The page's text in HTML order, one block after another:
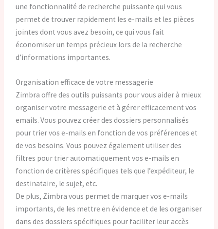
une fonctionnalité de recherche puissante qui vous
permet de trouver rapidement les e-mails et les pièces
jointes dont vous avez besoin, ce qui vous fait
économiser un temps précieux lors de la recherche
d’informations importantes.
Organisation efficace de votre messagerie
Zimbra offre des outils puissants pour vous aider à mieux
organiser votre messagerie et à gérer efficacement vos
emails. Vous pouvez créer des dossiers personnalisés
pour trier vos e-mails en fonction de vos préférences et
de vos besoins. Vous pouvez également utiliser des
filtres pour trier automatiquement vos e-mails en
fonction de critères spécifiques tels que l’expéditeur, le
destinataire, le sujet, etc.
De plus, Zimbra vous permet de marquer vos e-mails
importants, de les mettre en évidence et de les organiser
dans des dossiers spécifiques pour faciliter leur accès